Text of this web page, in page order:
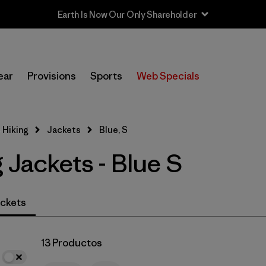
Earth Is Now Our Only Shareholder
Provisions Sports Web Specials
Selecciona una tienda
Filtrar por
Price
Filtrar por
Fit
Filtrar por
Color
Hiking Jackets Blue, S
- Blue S
13 Productos